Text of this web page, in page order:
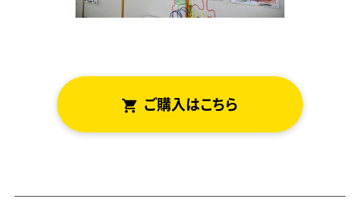
ご はこちら